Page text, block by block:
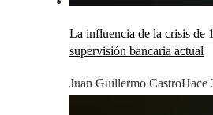
La influencia de la crisis de
supervisión bancaria actual
Juan Guillermo CastroHace